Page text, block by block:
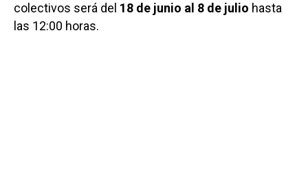
colectivos será del 18 de junio al 8 de julio hasta
las 12:00 horas.